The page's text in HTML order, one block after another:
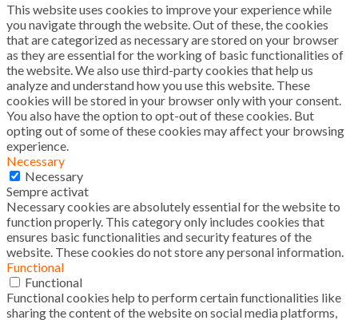
This website uses cookies to improve your experience while
you navigate through the website. Out of these, the cookies
that are categorized as necessary are stored on your browser
as they are essential for the working of basic functionalities of
the website. We also use third-party cookies that help us
analyze and understand how you use this website. These
cookies will be stored in your browser only with your consent.
You also have the option to opt-out of these cookies. But
opting out of some of these cookies may affect your browsing
experience.
Necessary
Necessary
Sempre activat
Necessary cookies are absolutely essential for the website to
function properly. This category only includes cookies that
ensures basic functionalities and security features of the
website. These cookies do not store any personal information.
Functional
Functional
Functional cookies help to perform certain functionalities like
sharing the content of the website on social media platforms,